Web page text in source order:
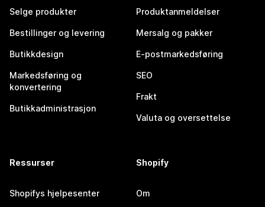
Selge produkter
Bestillinger og levering
Butikkdesign
Markedsføring og
konvertering
Butikkadministrasjon
Produktanmeldelser
Mersalg og pakker
E-postmarkedsføring
SEO
Frakt
Valuta og oversettelse
Ressurser
Shopifys hjelpesenter
Shopify
Om